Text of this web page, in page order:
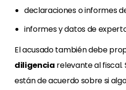
declaraciones o informes
informes y datos de
El acusado también debe
diligencia relevante al fiscal.
están de acuerdo sobre si